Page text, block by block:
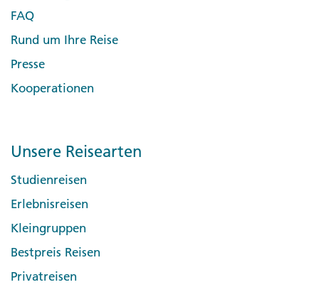
FAQ
Rund um Ihre Reise
Presse
Kooperationen
Unsere Reisearten
Studienreisen
Erlebnisreisen
Kleingruppen
Bestpreis Reisen
Privatreisen